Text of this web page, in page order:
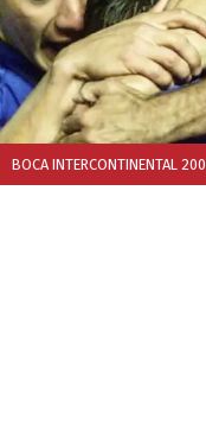
BOCA INTERCONTINENTAL